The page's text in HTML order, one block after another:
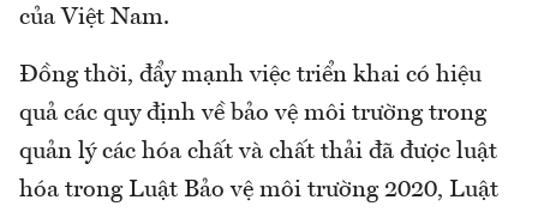
của Việt Nam.
Đồng thời, đẩy mạnh việc triển khai có hiệu
quả các quy định về bảo vệ môi trường trong
quản lý các hóa chất và chất thải đã được luật
hóa trong Luật Bảo vệ môi trường 2020, Luật